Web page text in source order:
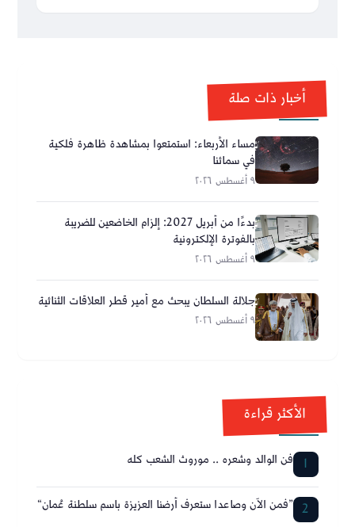
أخبار ذات صلة
مساء الأربعاء: استمتعوا بمشاهدة ظاهرة فلكية
في سمائنا
٩ أغسطس ٢٠٢٦
بدءًا من أبريل 2027: إلزام الخاضعين للضريبة
بالفوترة الإلكترونية
٩ أغسطس ٢٠٢٦
جلالة السلطان يبحث مع أمير قطر العلاقات الثنائية
٩ أغسطس ٢٠٢٦
الأكثر قراءة
1 فن الوالد وشعره .. موروث الشعب كله
2 ”فمن الآن وصاعدا ستعرف أرضنا العزيزة باسم سلطنة عُمان“